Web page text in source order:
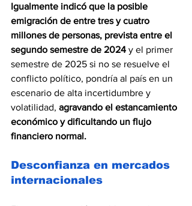
Igualmente indicó que la posible
emigración de entre tres y cuatro
millones de personas, prevista entre el
segundo semestre de 2024 y el primer
semestre de 2025 si no se resuelve el
conflicto político, pondría al país en un
escenario de alta incertidumbre y
volatilidad, agravando el estancamiento
económico y dificultando un flujo
financiero normal.
Desconfianza en mercados
internacionales